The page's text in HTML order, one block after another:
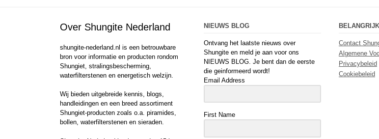
Over Shungite Nederland
shungite-nederland.nl is een betrouwbare
bron voor informatie en producten rondom
Shungiet, stralingsbescherming,
waterfilterstenen en energetisch welzijn.
Wij bieden uitgebreide kennis, blogs,
handleidingen en een breed assortiment
Shungiet-producten zoals o.a. piramides,
bollen, waterfilterstenen en sieraden.
NIEUWS BLOG
Ontvang het laatste nieuws over
Shungite en meld je aan voor ons
NIEUWS BLOG. Je bent dan de eerste
die geinformeerd wordt!
Email Address
First Name
Contact
Algemene
Privacybeleid
Cookiebeleid